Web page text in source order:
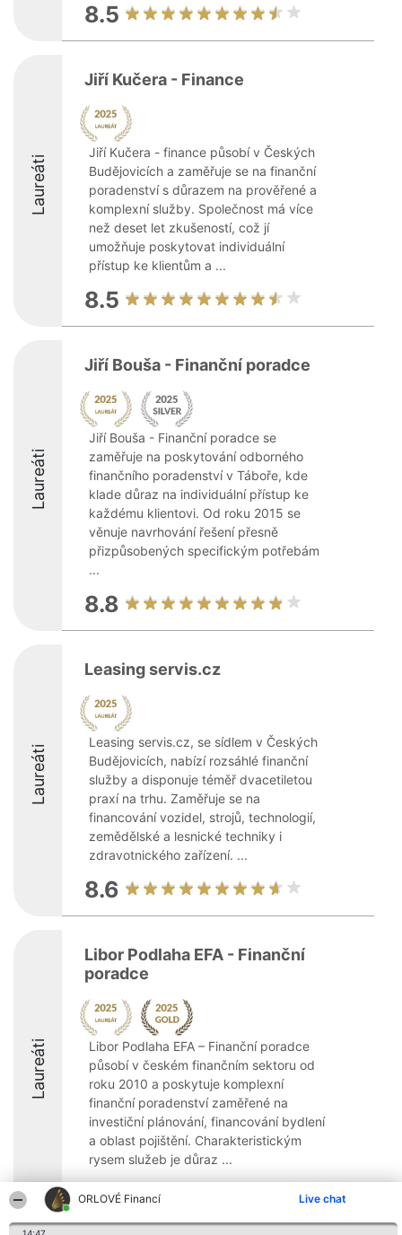
ORLOVÉ Financí Live chat
8.5
Laureáti
Jiří Kučera - Finance
Jiří Kučera - finance působí v Českých
Budějovicích a zaměřuje se na finanční
poradenství s důrazem na prověřené a
komplexní služby. Společnost má více
než deset let zkušeností, což jí
umožňuje poskytovat individuální
přístup ke klientům a ...
8.5
Laureáti
Jiří Bouša - Finanční poradce
Jiří Bouša - Finanční poradce se
zaměřuje na poskytování odborného
finančního poradenství v Táboře, kde
klade důraz na individuální přístup ke
každému klientovi. Od roku 2015 se
věnuje navrhování řešení přesně
přizpůsobených specifickým potřebám
...
8.8
Laureáti
Leasing servis.cz
Leasing servis.cz, se sídlem v Českých
Budějovicích, nabízí rozsáhlé finanční
služby a disponuje téměř dvacetiletou
praxí na trhu. Zaměřuje se na
financování vozidel, strojů, technologií,
zemědělské a lesnické techniky i
zdravotnického zařízení. ...
8.6
Laureáti
Libor Podlaha EFA - Finanční
poradce
Libor Podlaha EFA – Finanční poradce
působí v českém finančním sektoru od
roku 2010 a poskytuje komplexní
finanční poradenství zaměřené na
investiční plánování, financování bydlení
a oblast pojištění. Charakteristickým
rysem služeb je důraz ...
9.5